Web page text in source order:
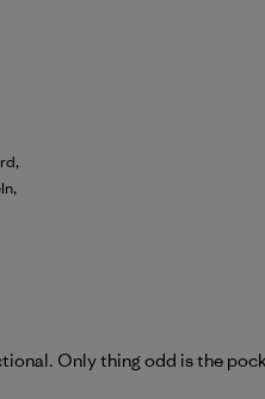
Only thing odd is the